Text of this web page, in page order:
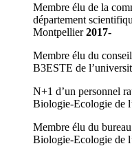
Membre élu de la
département
Montpellier2017-
Membre élu du
B3ESTE de
N+1 d’un personnel
Biologie-Ecologie de
Membre élu du
Biologie-Ecologie de